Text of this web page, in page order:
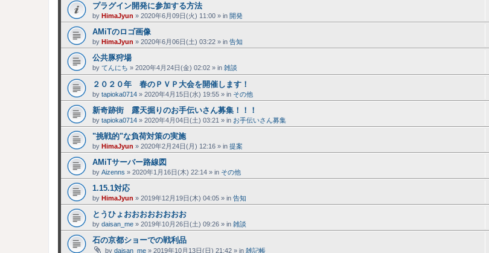
プラグイン開発に参加する方法
by HimaJyun » 2020年6月09日(火) 11:00 » in 開発
AMiTのロゴ画像
by HimaJyun » 2020年6月06日(土) 03:22 » in 告知
公共豚狩場
by てんにち » 2020年4月24日(金) 02:02 » in 雑談
２０２０年 春のＰＶＰ大会を開催します！
by tapioka0714 » 2020年4月15日(水) 19:55 » in その他
新奇跡街 露天掘りのお手伝いさん募集！！！
by tapioka0714 » 2020年4月04日(土) 03:21 » in お手伝いさん募集
"挑戦的"な負荷対策の実施
by HimaJyun » 2020年2月24日(月) 12:16 » in 提案
AMiTサーバー路線図
by Aizenns » 2020年1月16日(木) 22:14 » in その他
1.15.1対応
by HimaJyun » 2019年12月19日(木) 04:05 » in 告知
とうひょおおおおおおおお
by daisan_me » 2019年10月26日(土) 09:26 » in 雑談
石の京都ショーでの戦利品
by daisan_me » 2019年10月13日(日) 21:42 » in 雑記帳